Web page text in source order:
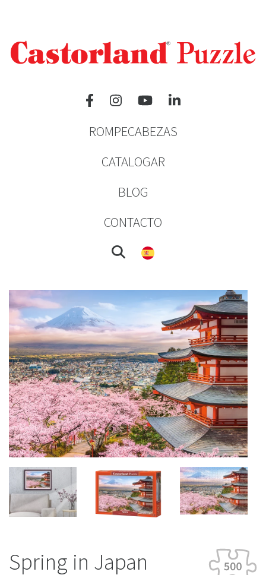
ROMPECABEZAS
CATALOGAR
BLOG
CONTACTO
Spring in Japan